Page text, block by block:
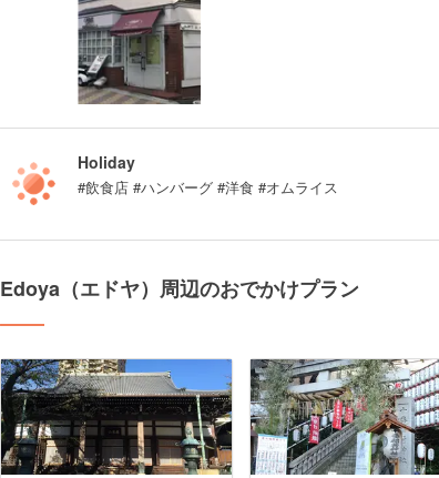
Holiday
#飲食店 #ハンバーグ #洋食 #オムライス
Edoya（エドヤ）周辺のおでかけプラン